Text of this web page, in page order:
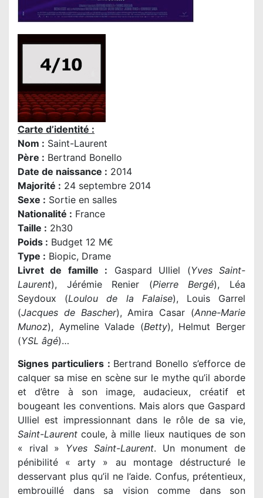
Carte d’identité :
Nom : Saint-Laurent
Père : Bertrand Bonello
Date de naissance : 2014
Majorité : 24 septembre 2014
Sexe : Sortie en salles
Nationalité : France
Taille : 2h30
Poids : Budget 12 M€
Type : Biopic, Drame
Livret de famille : Gaspard Ulliel (Yves Saint-
Laurent), Jérémie Renier (Pierre Bergé), Léa
Seydoux (Loulou de la Falaise), Louis Garrel
(Jacques de Bascher), Amira Casar (Anne-Marie
Munoz), Aymeline Valade (Betty), Helmut Berger
(YSL âgé)…
Signes particuliers : Bertrand Bonello s’efforce de
calquer sa mise en scène sur le mythe qu’il aborde
et d’être à son image, audacieux, créatif et
bougeant les conventions. Mais alors que Gaspard
Ulliel est impressionnant dans le rôle de sa vie,
Saint-Laurent coule, à mille lieux nautiques de son
« rival » Yves Saint-Laurent. Un monument de
pénibilité « arty » au montage déstructuré le
desservant plus qu’il ne l’aide. Confus, prétentieux,
embrouillé dans sa vision comme dans son